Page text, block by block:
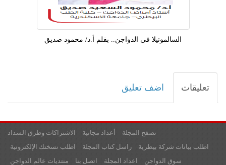
السالمونيلا في الدواجن.. بقلم أ.د/ محمود صديق
تعليقات اضف تعليق
الاشتراكات وطرق السداد أعداد مجانية
تصفح المجلة
اطلب نسختك الإلكترونية
راسل كتاب المجلة
اطلب بيانات شركة بيطرية
منتديات عالم الدواجن
اتصل بنا اعداد المجلة سوق الدواجن